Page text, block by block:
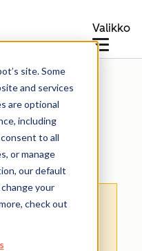
site. Some
and services
are optional
including
to all
or manage
our default
your
check out
Valikko
wiedzy
artykułu jest
Tłumaczenie